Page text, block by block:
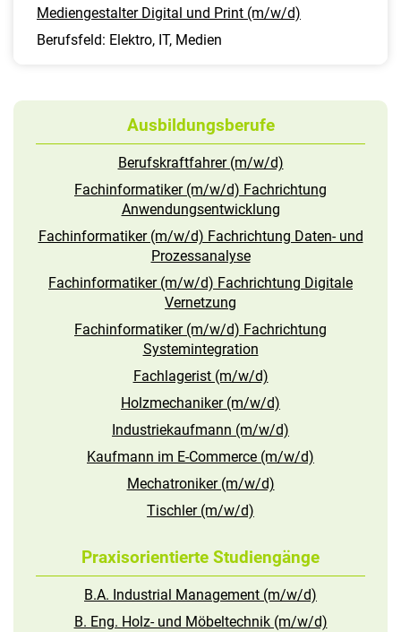
Mediengestalter Digital und Print (m/w/d)
Berufsfeld: Elektro, IT, Medien
Ausbildungsberufe
Berufskraftfahrer (m/w/d)
Fachinformatiker (m/w/d) Fachrichtung
Anwendungsentwicklung
Fachinformatiker (m/w/d) Fachrichtung Daten- und
Prozessanalyse
Fachinformatiker (m/w/d) Fachrichtung Digitale
Vernetzung
Fachinformatiker (m/w/d) Fachrichtung
Systemintegration
Fachlagerist (m/w/d)
Holzmechaniker (m/w/d)
Industriekaufmann (m/w/d)
Kaufmann im E-Commerce (m/w/d)
Mechatroniker (m/w/d)
Tischler (m/w/d)
Praxisorientierte Studiengänge
B.A. Industrial Management (m/w/d)
B. Eng. Holz- und Möbeltechnik (m/w/d)